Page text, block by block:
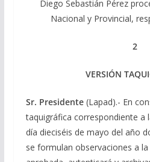
Diego Sebastián Pérez
Nacional y Provincial,
2
VERSIÓN
Sr. Presidente(Lapad).- En
taquigráfica correspondiente a
día dieciséis de mayo del año
se formulan observaciones a